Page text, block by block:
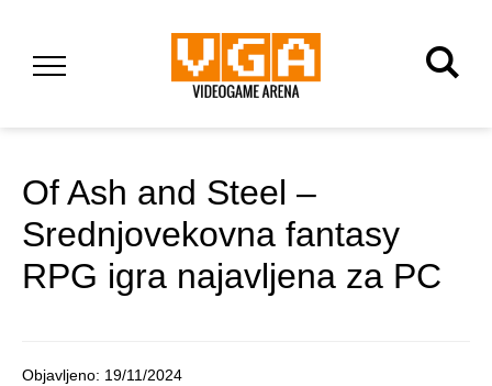
Of Ash and Steel –
Srednjovekovna fantasy
RPG igra najavljena za PC
Objavljeno: 19/11/2024